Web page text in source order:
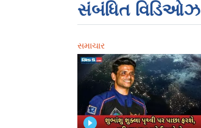
સંબંધિત વિડિઓઝ
સમાચાર